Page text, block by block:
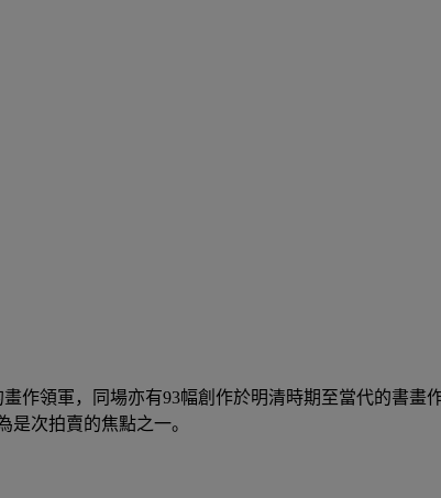
作領軍，同場亦有93幅創作於明清時期至當代的書
次拍賣的焦點之一。